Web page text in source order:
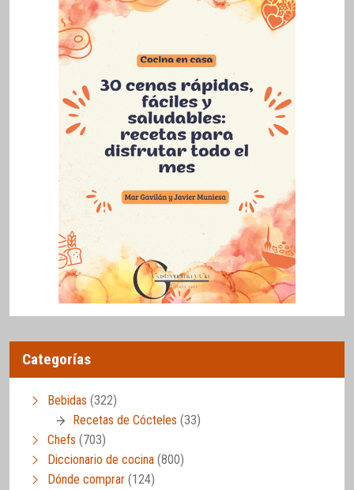
Categorías
Bebidas (322)
Recetas de Cócteles (33)
Chefs (703)
Diccionario de cocina (800)
Dónde comprar (124)